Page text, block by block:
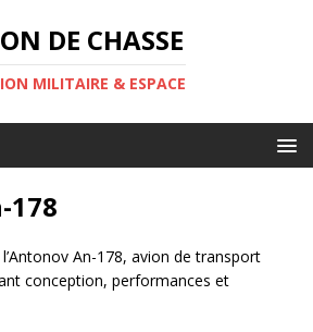
DE CHASSE
MILITAIRE & ESPACE
178
An-178, avion de transport
conception, performances et